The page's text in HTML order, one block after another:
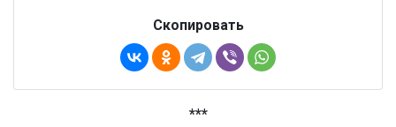
Скопировать
***